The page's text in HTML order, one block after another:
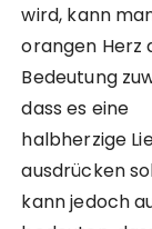
wird, kann
orangen Herz
Bedeutung
dass es eine
halbherzige
ausdrücken
kann jedoch